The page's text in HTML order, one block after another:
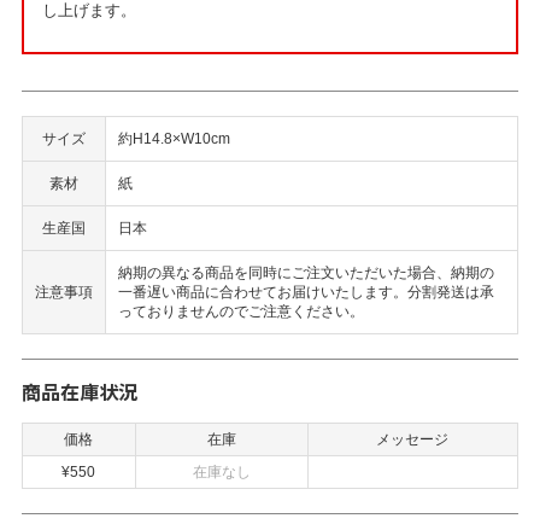
し上げます。
サイズ 約H14.8×W10cm
素材 紙
生産国 日本
注意事項
納期の異なる商品を同時にご注文いただいた場合、納期の
一番遅い商品に合わせてお届けいたします。分割発送は承
っておりませんのでご注意ください。
商品在庫状況
価格 在庫
メッセージ
¥550
在庫なし